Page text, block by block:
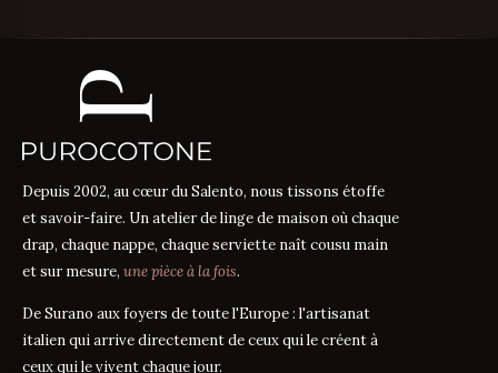
Depuis 2002, au cœur du Salento, nous tissons étoffe
et savoir-faire. Un atelier de linge de maison où chaque
drap, chaque nappe, chaque serviette naît cousu main
et sur mesure, une pièce à la fois.
De Surano aux foyers de toute l'Europe : l'artisanat
italien qui arrive directement de ceux qui le créent à
ceux qui le vivent chaque jour.